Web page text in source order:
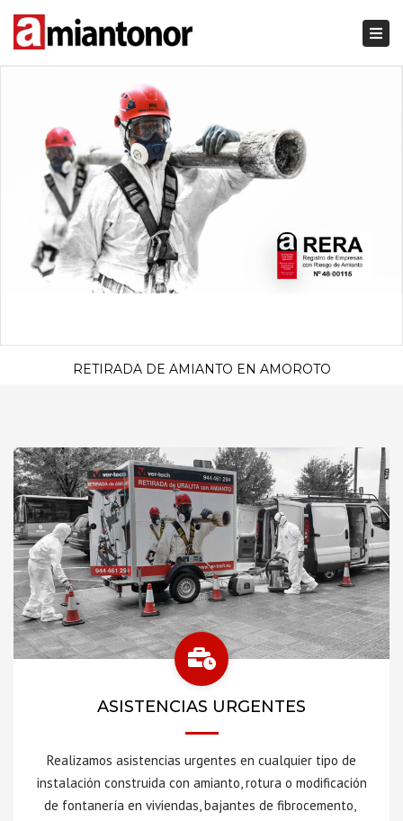
RETIRADA DE AMIANTO EN AMOROTO
ASISTENCIAS URGENTES
Realizamos asistencias urgentes en cualquier tipo de
instalación construida con amianto, rotura o modificación
de fontanería en viviendas, bajantes de fibrocemento,